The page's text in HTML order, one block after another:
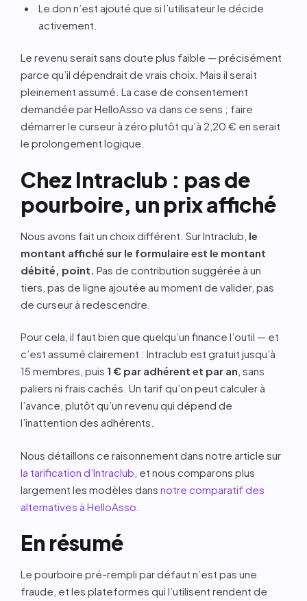
Le don n’est ajouté que si l’utilisateur le décide
activement.
Le revenu serait sans doute plus faible — précisément
parce qu’il dépendrait de vrais choix. Mais il serait
pleinement assumé. La case de consentement
demandée par HelloAsso va dans ce sens ; faire
démarrer le curseur à zéro plutôt qu’à 2,20 € en serait
le prolongement logique.
Chez Intraclub : pas de
pourboire, un prix affiché
Nous avons fait un choix différent. Sur Intraclub, le
montant affiché sur le formulaire est le montant
débité, point. Pas de contribution suggérée à un
tiers, pas de ligne ajoutée au moment de valider, pas
de curseur à redescendre.
Pour cela, il faut bien que quelqu’un finance l’outil — et
c’est assumé clairement : Intraclub est gratuit jusqu’à
15 membres, puis 1 € par adhérent et par an , sans
paliers ni frais cachés. Un tarif qu’on peut calculer à
l’avance, plutôt qu’un revenu qui dépend de
l’inattention des adhérents.
Nous détaillons ce raisonnement dans notre article sur
la tarification d’Intraclub , et nous comparons plus
largement les modèles dans notre comparatif des
alternatives à HelloAsso
En résumé
Le pourboire pré-rempli par défaut n’est pas une
fraude, et les plateformes qui l’utilisent rendent de